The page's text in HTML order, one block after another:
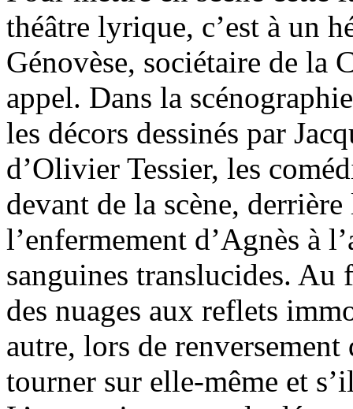
théâtre lyrique, c’est à un
Génovèse, sociétaire de la
appel. Dans la
les décors dessinés par
d’Olivier Tessier, les
devant de la scène,
l’enfermement d’Agnès à
sanguines translucides. Au
des nuages aux reflets
autre, lors de
tourner sur elle-même et